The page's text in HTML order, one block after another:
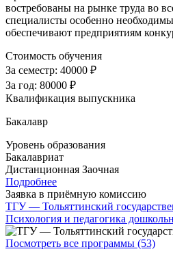
востребованы на рынке труда во
специалисты особенно
обеспечивают предприятиям
Стоимость обучения
За семестр: 40000 ₽
За год: 80000 ₽
Квалификация выпускника
Бакалавр
Уровень образования
Бакалавриат
Дистанционная Заочная
Подробнее
Заявка в приёмную комиссию
ТГУ — Тольяттинский
Психология и педагогика
Посмотреть все программы (53)